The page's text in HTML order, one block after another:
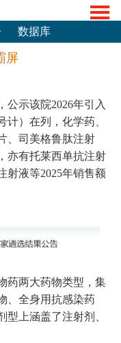
数据库
屏
公示该院2026年引入
计）在列，化学药、
、司美格鲁肽注射
亦有托莱西单抗注射
射液等2025年销售额
药两大药物类型，集
、全身用抗感染药
上涵盖了注射剂、